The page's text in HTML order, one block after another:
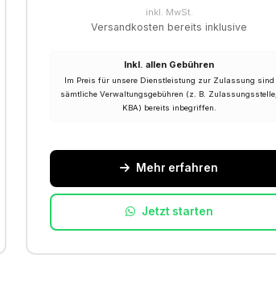
inkl. MwSt.
Versandkosten bereits inklusive
Inkl. allen Gebühren
Im Preis für unsere Dienstleistung zur Zulassung sind
sämtliche Verwaltungsgebühren (z. B. Zulassungsstelle,
KBA) bereits inbegriffen.
Mehr erfahren
Jetzt starten